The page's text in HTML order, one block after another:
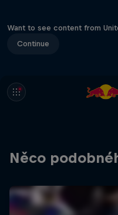
Want to see content from
Continue
Něco